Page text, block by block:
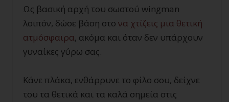
Ως βασική αρχή του σωστού wingman
λοιπόν, δώσε βάση στο να χτίζεις μια θετική
ατμόσφαιρα, ακόμα και όταν δεν υπάρχουν
γυναίκες γύρω σας.
Κάνε πλάκα, ενθάρρυνε το φίλο σου, δείχνε
του τα θετικά και τα καλά σημεία στις